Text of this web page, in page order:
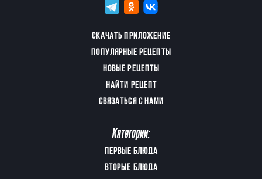
СКАЧАТЬ ПРИЛОЖЕНИЕ
ПОПУЛЯРНЫЕ РЕЦЕПТЫ
НОВЫЕ РЕЦЕПТЫ
НАЙТИ РЕЦЕПТ
СВЯЗАТЬСЯ С НАМИ
Категории:
ПЕРВЫЕ БЛЮДА
ВТОРЫЕ БЛЮДА